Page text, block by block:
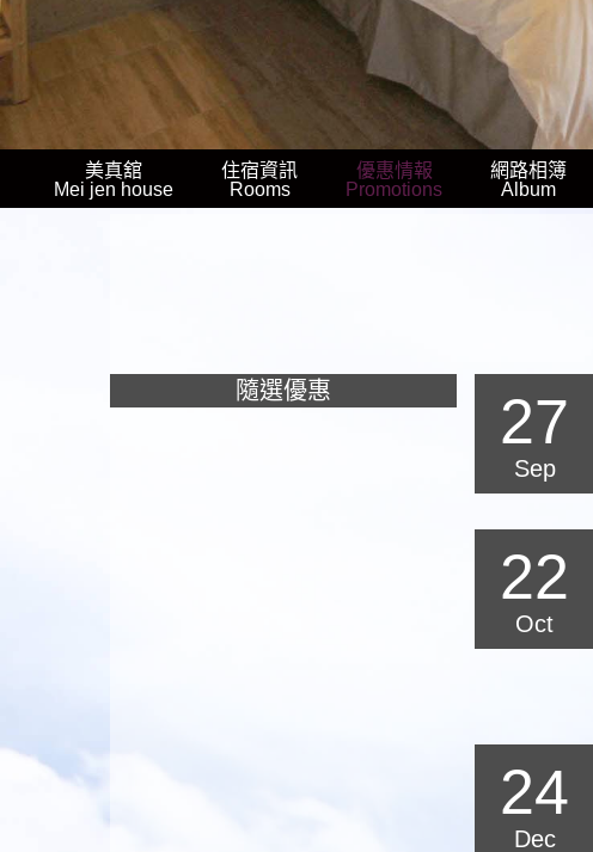
美真舘
Mei jen house
住宿資訊
Rooms
優惠情報
Promotions
網路相簿
Album
隨選優惠 27
Sep
22
Oct
24
Dec